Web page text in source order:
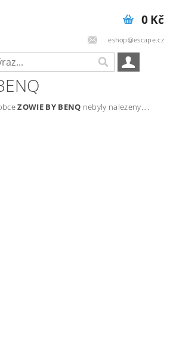
eshop@escape.cz
0 Kč
ZOWIE BY BENQ nebyly nalezeny....